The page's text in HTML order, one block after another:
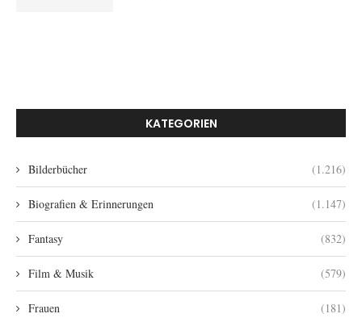
KATEGORIEN
Bilderbücher (1.216)
Biografien & Erinnerungen (1.147)
Fantasy (832)
Film & Musik (579)
Frauen (181)